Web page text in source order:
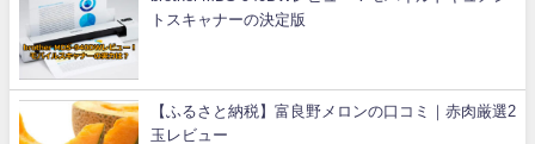
トスキャナーの決定版
【ふるさと納税】富良野メロンの口コミ｜赤肉厳選2
玉レビュー